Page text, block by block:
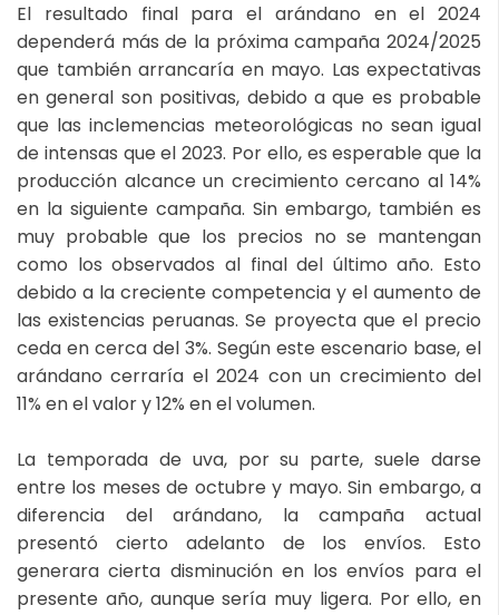
El resultado final para el arándano en el 2024
dependerá más de la próxima campaña 2024/2025
que también arrancaría en mayo. Las expectativas
en general son positivas, debido a que es probable
que las inclemencias meteorológicas no sean igual
de intensas que el 2023. Por ello, es esperable que la
producción alcance un crecimiento cercano al 14%
en la siguiente campaña. Sin embargo, también es
muy probable que los precios no se mantengan
como los observados al final del último año. Esto
debido a la creciente competencia y el aumento de
las existencias peruanas. Se proyecta que el precio
ceda en cerca del 3%. Según este escenario base, el
arándano cerraría el 2024 con un crecimiento del
11% en el valor y 12% en el volumen.
La temporada de uva, por su parte, suele darse
entre los meses de octubre y mayo. Sin embargo, a
diferencia del arándano, la campaña actual
presentó cierto adelanto de los envíos. Esto
generara cierta disminución en los envíos para el
presente año, aunque sería muy ligera. Por ello, en